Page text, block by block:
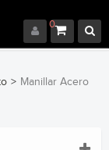
0
> Manillar Acero